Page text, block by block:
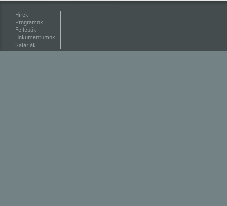
Hírek
Programok
Fellépők
Dokumentumok
Galériák